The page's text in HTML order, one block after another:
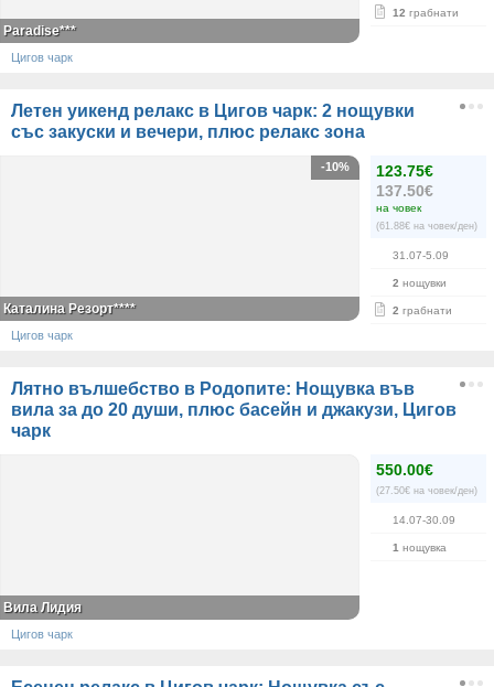
12 грабнати
Paradise***
Цигов чарк
Летен уикенд релакс в Цигов чарк: 2 нощувки
със закуски и вечери, плюс релакс зона
123.75€
137.50€
на човек
(61.88€ на човек/ден)
31.07-5.09
2 нощувки
2 грабнати
-10%
Каталина Резорт****
Цигов чарк
Лятно вълшебство в Родопите: Нощувка във
вила за до 20 души, плюс басейн и джакузи, Цигов
чарк
550.00€
(27.50€ на човек/ден)
14.07-30.09
1 нощувка
Вила Лидия
Цигов чарк